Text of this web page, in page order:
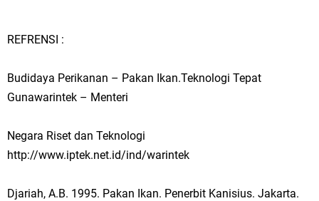
REFRENSI :
Budidaya Perikanan – Pakan Ikan.Teknologi Tepat
Gunawarintek – Menteri
Negara Riset dan Teknologi
http://www.iptek.net.id/ind/warintek
Djariah, A.B. 1995. Pakan Ikan. Penerbit Kanisius. Jakarta.